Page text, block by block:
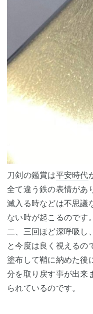
刀剣の鑑賞は平安時代
全て違う鉄の表情があ
滅入る時などは不思議
ない時が起こるのです
二、三回ほど深呼吸し
と今度は良く視えるの
塗布して鞘に納めた後
分を取り戻す事が出来
られているのです。